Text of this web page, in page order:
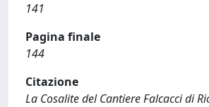
141
Pagina finale
144
Citazione
La Cosalite del Cantiere Falcacci di